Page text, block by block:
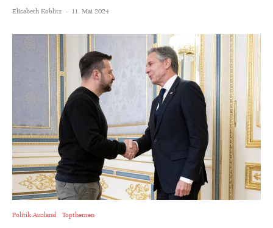
Elisabeth Koblitz · 11. Mai 2024
Politik Ausland Topthemen